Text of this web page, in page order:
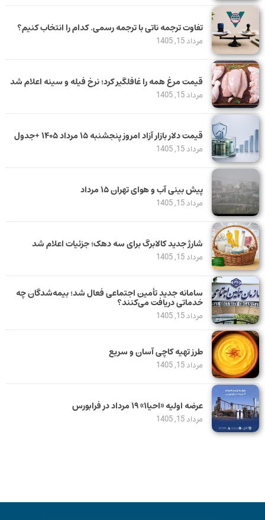
تفاوت ترجمه ناتی با ترجمه رسمی. کدام را انتخاب کنیم؟
مرداد 15, 1405
قیمت مرغ همه را غافلگیر کرد؛ نرخ فیله و سینه اعلام شد
مرداد 15, 1405
قیمت دلار بازار آزاد امروز پنجشنبه ۱۵ مرداد ۱۴۰۵ +جدول
مرداد 15, 1405
پیش بینی آب و هوای تهران ۱۵ مرداد
مرداد 15, 1405
شارژ جدید کالابرگ برای سه دهک؛ جزئیات اعلام شد
مرداد 15, 1405
سامانه جدید تأمین اجتماعی فعال شد؛ بیمه‌شدگان چه
خدماتی دریافت می‌کنند؟
مرداد 15, 1405
طرز تهیه کاچی آسان و سریع
مرداد 15, 1405
عرضه اولیه «احیا۱» ۱۹ مرداد در فرابورس
مرداد 15, 1405